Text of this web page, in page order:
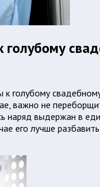
голубому
к голубому
важно не
наряд выдержан в
его лучше